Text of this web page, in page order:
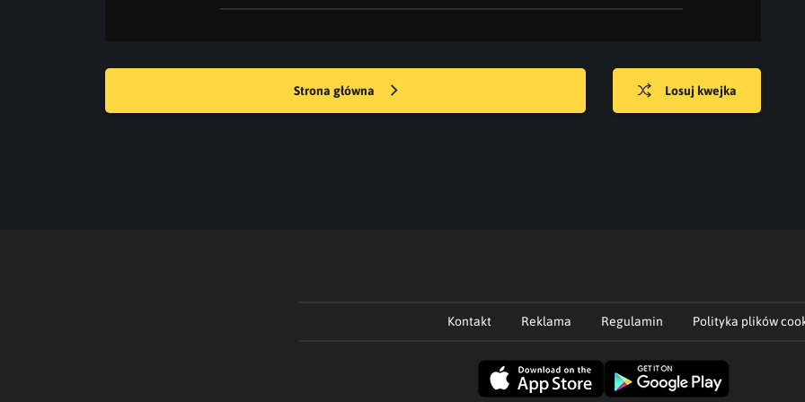
Strona główna Losuj kwejka
Kontakt Reklama Regulamin Polityka plików